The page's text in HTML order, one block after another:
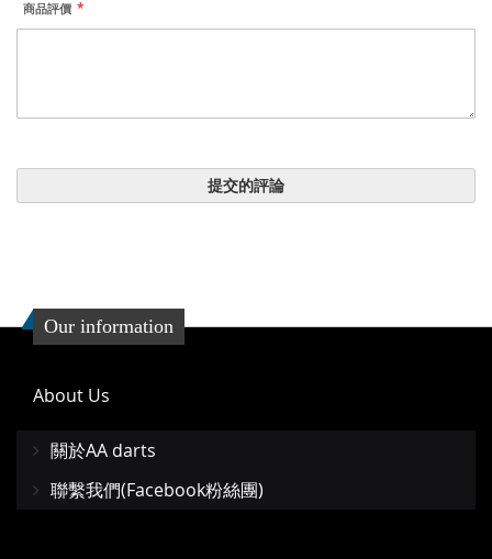
商品評價
提交的評論
Our information
About Us
關於AA darts
聯繫我們(Facebook粉絲團)